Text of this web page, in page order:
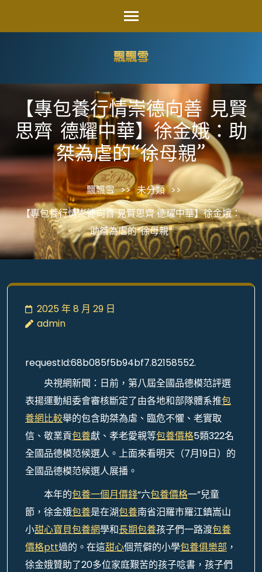
飄飄雪
【專包養行情崇德向善 見賢
思齊 德耀中華】徐金娥：助
桀為虐的“徐母親”
飄飄雪 >> 未分類 >>
【專包養行情崇德向善 見賢思齊 德耀中華】徐金娥：
助桀為虐的“徐母親”
2025 年 8 月 29 日
admin
requestId:68b085f5b94bf7.82158552.
央視網新聞：日前，第八屆全國品德模范評選
表揚運動組委會審核斷定了由各地和部隊體系推包
養網比較舉的包含助桀為虐、臨危不懼、老實取
信、敬業貢包養獻、孝老愛親等包養價格5類322名
全國品德模范候選人。上面來看明天（7月19日）的
全國品德模范候選人展播。
本年的包養一個月價錢“六包養價格一”兒童
節，徐金娥包養是在湖包養南省汨羅市羅江鎮嵩山
小甜心寶貝包養網學和長期包養孩子們一路渡包養
價格ptt過的。在這甜心個荒僻的小學包養俱樂部 ，
徐金娥贊助了20多位家庭艱苦的孩子唸書，孩子們